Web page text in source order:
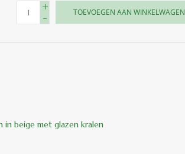
+
-
TOEVOEGEN AAN WINKELWAGEN
in beige met glazen kralen